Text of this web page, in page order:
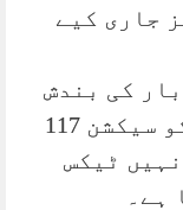
جاری کیے
کی بندش
یا موت کی اطلاع ایف بی آر کو سیکشن 117
ٹیکس
ہے۔